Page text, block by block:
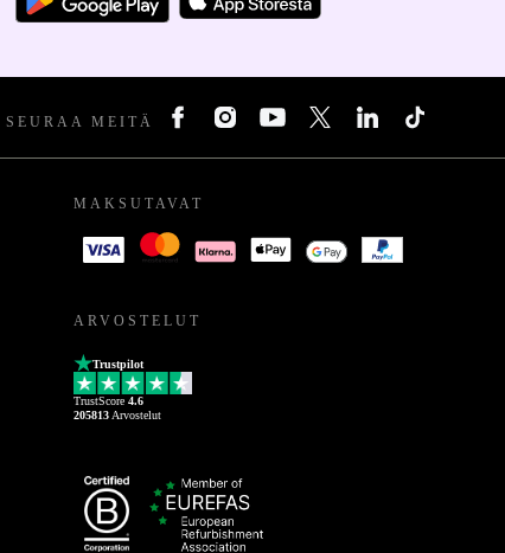
SEURAA MEITÄ
MAKSUTAVAT
ARVOSTELUT
Trustpilot
TrustScore 4.6
205813 Arvostelut